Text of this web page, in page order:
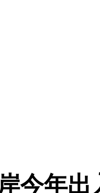
今年出